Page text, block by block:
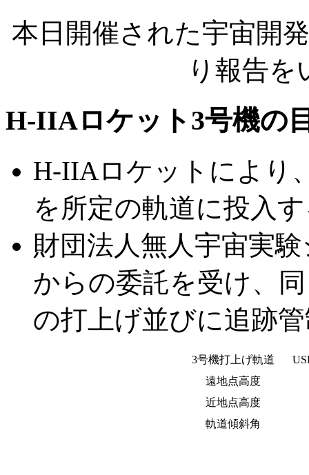
本日開催された宇宙開
り報告を
H-IIAロケット3号機の
H-IIAロケットにより
を所定の軌道に投入
財団法人無人宇宙実
からの委託を受け、
の打上げ並びに追跡
3号機打上げ軌道
遠地点高度
近地点高度
軌道傾斜角